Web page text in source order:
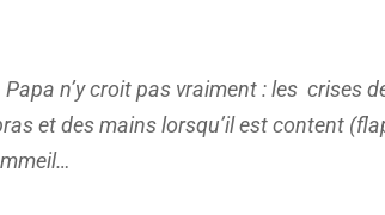
n’y croit pas vraiment : les crises
et des mains lorsqu’il est content